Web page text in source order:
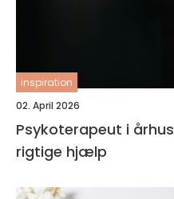
inspiration
02. April 2026
Psykoterapeut i århus sådan finder du den
rigtige hjælp